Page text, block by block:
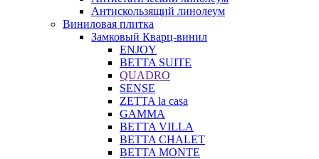
Антискользящий линолеум
Виниловая плитка
Замковый Кварц-винил
ENJOY
BETTA SUITE
QUADRO
SENSE
ZETTA la casa
GAMMA
BETTA VILLA
BETTA CHALET
BETTA MONTE